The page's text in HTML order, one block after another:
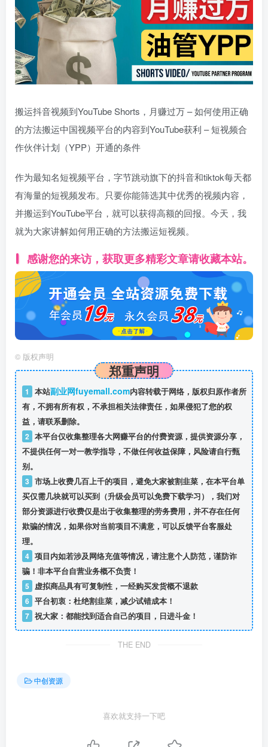
搬运抖音视频到YouTube Shorts，月赚过万 – 如何使用正确
的方法搬运中国视频平台的内容到YouTube获利 – 短视频合
作伙伴计划（YPP）开通的条件
作为最知名短视频平台，字节跳动旗下的抖音和tiktok每天都
有海量的短视频发布。只要你能筛选其中优秀的视频内容，
并搬运到YouTube平台，就可以获得高额的回报。今天，我
就为大家讲解如何用正确的方法搬运短视频。
感谢您的来访，获取更多精彩文章请收藏本站。
© 版权声明
郑重声明
1 本站副业网fuyemall.com内容转载于网络，版权归原作者所
有，不拥有所有权，不承担相关法律责任，如果侵犯了您的权
益，请联系删除。
2 本平台仅收集整理各大网赚平台的付费资源，提供资源分享，
不提供任何一对一教学指导，不做任何收益保障，风险请自行甄
别。
3 市场上收费几百上千的项目，避免大家被割韭菜，在本平台单
买仅需几块就可以买到（升级会员可以免费下载学习），我们对
部分资源进行收费仅是出于收集整理的劳务费用，并不存在任何
欺骗的情况，如果你对当前项目不满意，可以反馈平台客服处
理。
4 项目内如若涉及网络充值等情况，请注意个人防范，谨防诈
骗！非本平台自营业务概不负责！
5
虚拟商品具有可复制性，一经购买发货概不退款
6 平台初衷：杜绝割韭菜，减少试错成本！
7 祝大家：都能找到适合自己的项目，日进斗金！
THE END
中创资源
喜欢就支持一下吧